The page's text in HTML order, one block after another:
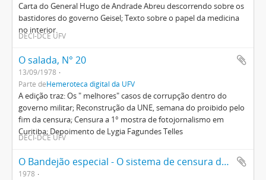
Carta do General Hugo de Andrade Abreu descorrendo sobre os
bastidores do governo Geisel; Texto sobre o papel da medicina
no interior.
DECI-DCE UFV
O salada, N° 20
13/09/1978
Parte deHemeroteca digital da UFV
A edição traz: Os " melhores" casos de corrupção dentro do
governo militar; Reconstrução da UNE, semana do proibido pelo
fim da censura; Censura a 1° mostra de fotojornalismo em
Curitiba; Depoimento de Lygia Fagundes Telles
DECI-DCE UFV
O Bandejão especial - O sistema de censura do sistema.
1978